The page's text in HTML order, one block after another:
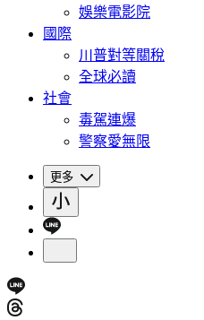
娛樂電影院
國際
川普對等關稅
全球必讀
社會
毒駕連爆
警察愛無限
更多